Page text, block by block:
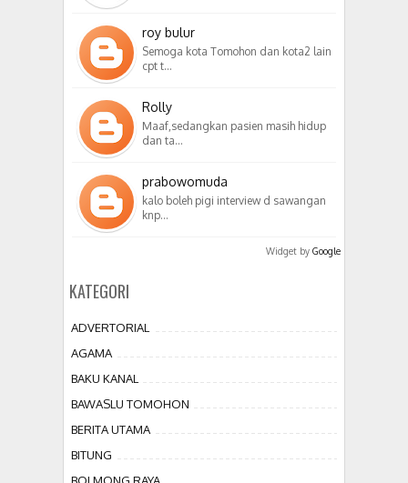
roy bulur
Semoga kota Tomohon dan kota2 lain
cpt t…
Rolly
Maaf,sedangkan pasien masih hidup
dan ta…
prabowomuda
kalo boleh pigi interview d sawangan
knp…
Widget by Google
KATEGORI
ADVERTORIAL
AGAMA
BAKU KANAL
BAWASLU TOMOHON
BERITA UTAMA
BITUNG